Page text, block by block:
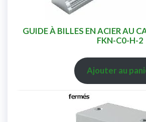
GUIDE À BILLES EN ACIER AU
FKN-C0-H-2
Ajouter au